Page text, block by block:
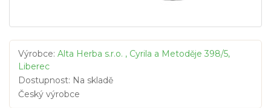
Výrobce: Alta Herba s.r.o. , Cyrila a Metoděje 398/5,
Liberec
Dostupnost: Na skladě
Český výrobce